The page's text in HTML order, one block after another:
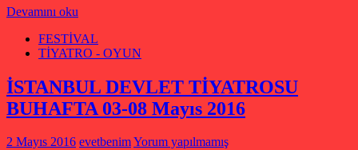
Devamını oku
FESTİVAL
TİYATRO - OYUN
İSTANBUL DEVLET TİYATROSU
BUHAFTA 03-08 Mayıs 2016
2 Mayıs 2016 evetbenimYorum yapılmamış